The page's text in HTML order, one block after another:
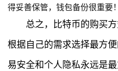
专
百
得妥善保管，钱包备份很重要！
总之，比特币的购买
根据自己的需求选择最方
易安全和个人隐私永远是